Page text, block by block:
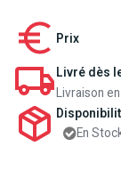
Prix
Livré dès
Livraison
En